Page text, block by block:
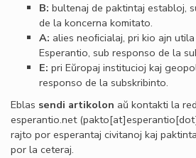
B: bultenaj de paktintaj establoj,
de la koncerna komitato.
A: alies neoﬁcialaj, pri kio ajn
Esperantio, sub responso de la
E: pri Eŭropaj institucioj kaj
responso de la subskribinto.
Eblas sendi artikolon aŭ kontakti la
esperantio.net
rajto por esperantaj civitanoj kaj
por la ceteraj.